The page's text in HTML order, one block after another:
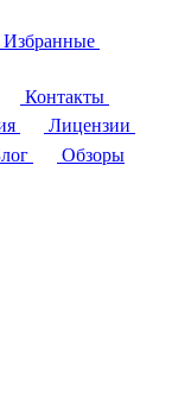
Избранные
Контакты
Лицензии
Обзоры